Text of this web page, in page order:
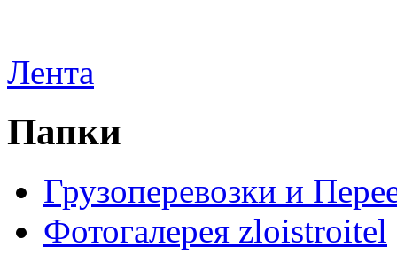
Лента
Папки
Грузоперевозки и
Фотогалерея zloistroitel